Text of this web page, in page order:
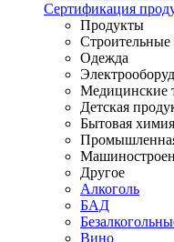
Сертификация
Продукты
Одежда
Медицинские
Детская
Бытовая химия
Другое
Алкоголь
БАД
Вино